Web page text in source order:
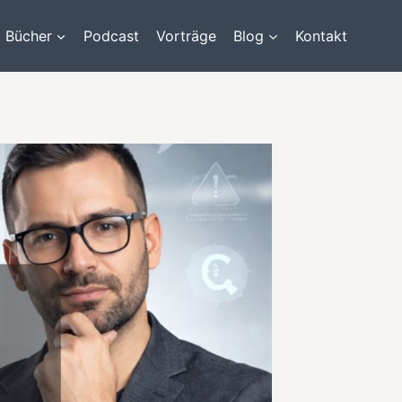
Bücher Podcast Vorträge Blog Kontakt